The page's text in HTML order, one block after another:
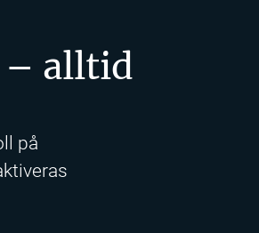
– alltid
på